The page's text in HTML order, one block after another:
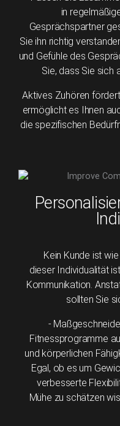
in
Gesprächspartner
Sie ihn richtig
und Gefühle des
Sie, dass Sie sich
Aktives Zuhören
ermöglicht es Ihnen
die spezifischen
Kein Kunde ist
dieser Individualität
Kommunikation.
sollten Sie
-
Fitnessprogramme
und körperlichen
Egal, ob es um
verbesserte
Mühe zu schätzen